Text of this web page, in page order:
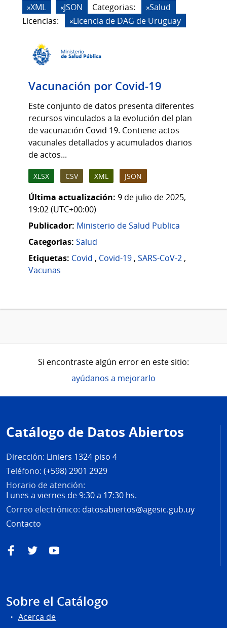
XML
JSON Categorias:
Salud
Licencias:
Licencia de DAG de Uruguay
Vacunación por Covid-19
Este conjunto de datos presenta diferentes
recursos vinculados a la evolución del plan
de vacunación Covid 19. Contiene actos
vacunales detallados y acumulados diarios
de actos...
XLSX CSV XML JSON
Última actualización: 9 de julio de 2025,
19:02 (UTC+00:00)
Publicador: Ministerio de Salud Publica
Categorias: Salud
Etiquetas: Covid , Covid-19 , SARS-CoV-2 ,
Vacunas
Si encontraste algún error en este sitio:
ayúdanos a mejorarlo
de
página
Catálogo de Datos Abiertos
Dirección: Liniers 1324 piso 4
Teléfono: (+598) 2901 2929
Horario de atención:
Lunes a viernes de 9:30 a 17:30 hs.
Correo electrónico: datosabiertos@agesic.gub.uy
Contacto
FacebookTwitterYouTube
Sobre el Catálogo
Acerca de